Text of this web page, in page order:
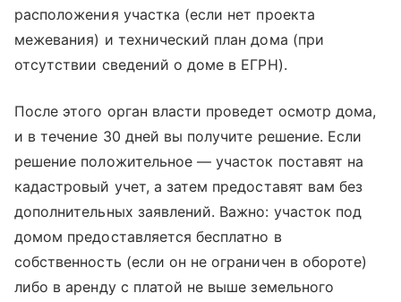
расположения участка (если нет проекта
межевания) и технический план дома (при
отсутствии сведений о доме в ЕГРН).
После этого орган власти проведет осмотр дома,
и в течение 30 дней вы получите решение. Если
решение положительное — участок поставят на
кадастровый учет, а затем предоставят вам без
дополнительных заявлений. Важно: участок под
домом предоставляется бесплатно в
собственность (если он не ограничен в обороте)
либо в аренду с платой не выше земельного